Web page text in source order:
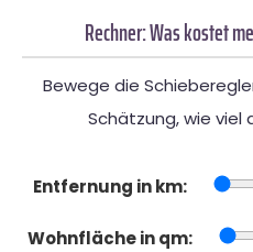
Rechner: Was kostet
Bewege die
Schätzung, wie viel
Entfernung in km:
Wohnfläche in qm: